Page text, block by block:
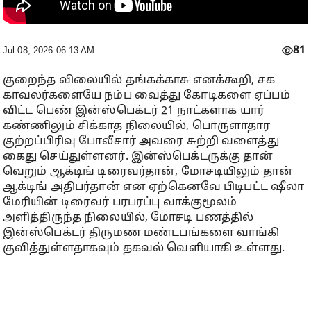
Jul 08, 2026 06:13 AM 81
குறைந்த விலையில் தங்கக்காசு எனக்கூறி, சக
காவலர்களையே நம்ப வைத்து கோடிகளை ஏப்பம்
விட்ட பெண் இன்ஸ்பெக்டர் 21 நாட்களாக யார்
கண்ணிலும் சிக்காத நிலையில், பொருளாதார
குற்றப்பிரிவு போலீசார் அவரை சுற்றி வளைத்து
கைது செய்துள்ளனர். இன்ஸ்பெக்டருக்கு தான்
வெறும் ஆக்டிங் டிரைவர்தான், மோசடியிலும் தான்
ஆக்டிங் அதிபர்தான் என ஏற்கெனவே பிடிபட்ட ஷீலா
மேரியின் டிரைவர் பரபரப்பு வாக்குமூலம்
அளித்திருந்த நிலையில், மோசடி பணத்தில்
இன்ஸ்பெக்டர் திருமண மண்டபங்களை வாங்கி
குவித்துள்ளதாகவும் தகவல் வெளியாகி உள்ளது.